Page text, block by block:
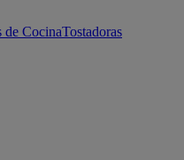
de CocinaTostadoras